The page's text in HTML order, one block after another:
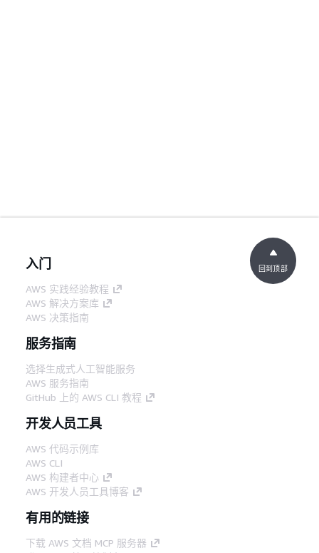
入门
AWS 实践经验教程
AWS 解决方案库
AWS 决策指南
服务指南
选择生成式人工智能服务
AWS 服务指南
GitHub 上的 AWS CLI 教程
开发人员工具
AWS 代码示例库
AWS CLI
AWS 构建者中心
AWS 开发人员工具博客
有用的链接
下载 AWS 文档 MCP 服务器
回到顶部